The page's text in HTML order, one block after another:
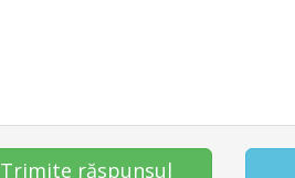
Trimite răspunsul